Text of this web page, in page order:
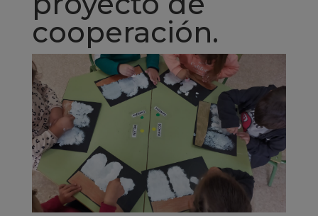
cooperación.